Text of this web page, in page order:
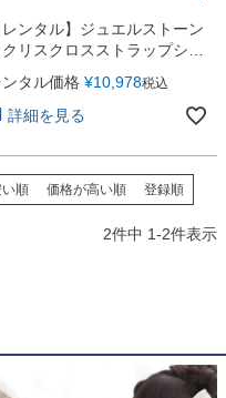
音楽雑貨
レンタル】ジュエルストーン
クリスクロスストラップシフ
ンドレス(JK3556)ロイヤルブ
ンタル価格 ¥10,978税込
詳細を見る
順 価格が高い順 登録順
2件中 1-2件表示